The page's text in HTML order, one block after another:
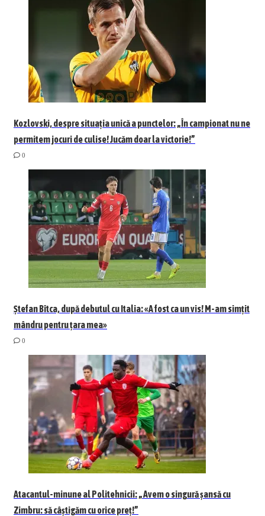
Kozlovski, despre situația unică a punctelor: „În campionat nu ne
permitem jocuri de culise! Jucăm doar la victorie!”
0
Ștefan Bîtca, după debutul cu Italia: «A fost ca un vis! M-am simțit
mândru pentru țara mea»
0
Atacantul-minune al Politehnicii: „Avem o singură șansă cu
Zimbru: să câștigăm cu orice preț!”